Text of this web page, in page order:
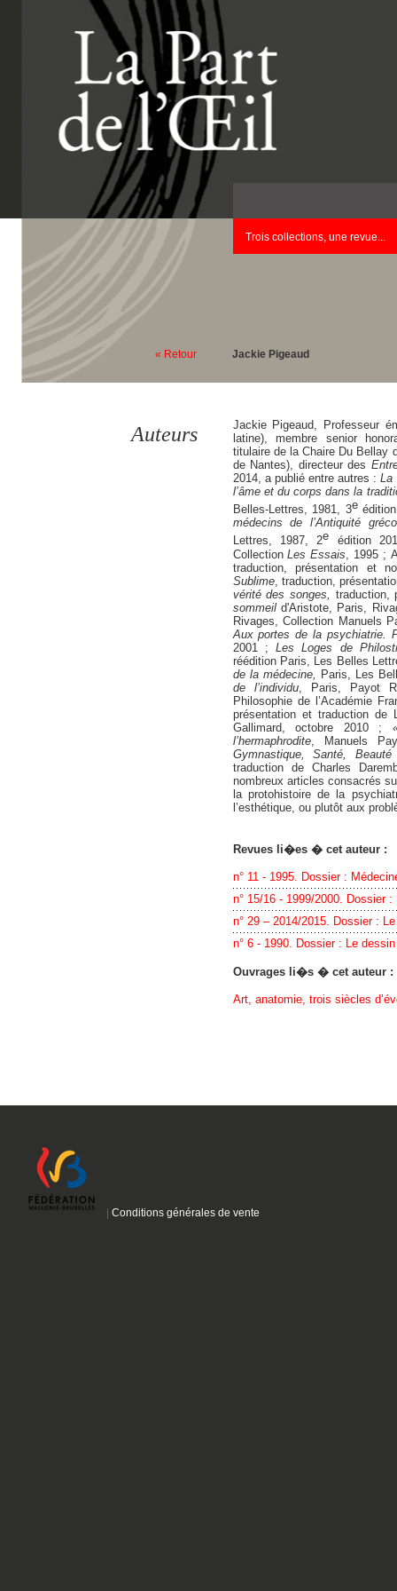
Trois collections, une revue...
« Retour Jackie Pigeaud
Auteurs
Jackie Pigeaud, Professeur
latine), membre senior
titulaire de la Chaire Du Bellay
de Nantes), directeur des
2014, a publié entre autres :La
l’âme et du corps dans la
Belles-Lettres, 1981, 3e
médecins de l’Antiquité
Lettres, 1987, 2e édition
CollectionLes Essais , 1995 ;
traduction, présentation et
Sublime, traduction,
vérité des songes,
traduction,
sommeild'Aristote, Paris,
Rivages, Collection Manuels
Aux portes de la psychiatrie.
2001 ;Les Loges de
réédition Paris, Les Belles
de la médecine,
Paris, Les
de l’individu, Paris, Payot
Philosophie de l’Académie
présentation et traduction de
Gallimard, octobre 2010 ;
l’hermaphrodite, Manuels
Gymnastique, Santé,
traduction de Charles
nombreux articles consacrés
la protohistoire de la
l’esthétique, ou plutôt aux
Revues li�es � cet auteur :
n° 11 - 1995. Dossier :
n° 15/16 - 1999/2000. Dossier
n° 29 – 2014/2015. Dossier :
n° 6 - 1990. Dossier : Le dessin
Ouvrages li�s � cet auteur :
Art, anatomie, trois siècles
Conditions générales de vente